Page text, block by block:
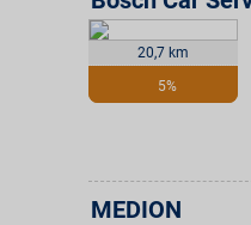
20,7 km
5%
MEDION